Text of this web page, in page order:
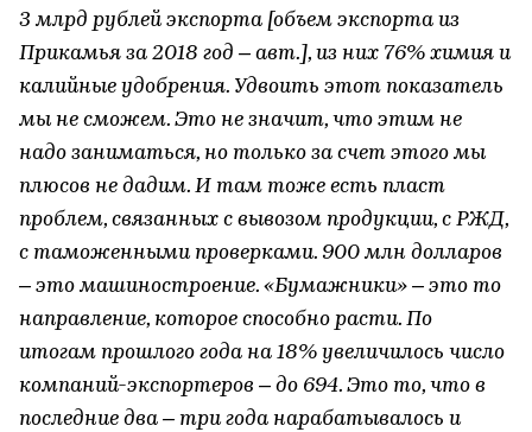
3 млрд рублей экспорта [объем экспорта из
Прикамья за 2018 год – авт.], из них 76% химия и
калийные удобрения. Удвоить этот показатель
мы не сможем. Это не значит, что этим не
надо заниматься, но только за счет этого мы
плюсов не дадим. И там тоже есть пласт
проблем, связанных с вывозом продукции, с РЖД,
с таможенными проверками. 900 млн долларов
– это машиностроение. «Бумажники» – это то
направление, которое способно расти. По
итогам прошлого года на 18% увеличилось число
компаний-экспортеров – до 694. Это то, что в
последние два – три года нарабатывалось и